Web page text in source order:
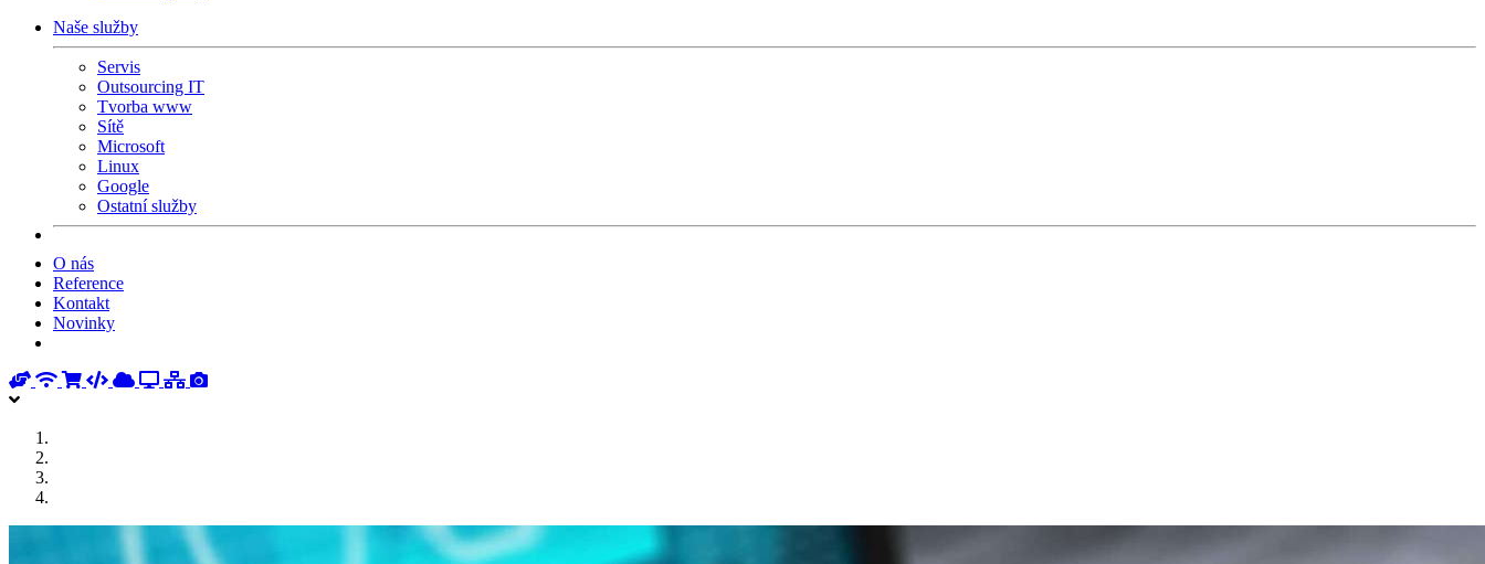
Naše služby
Servis
Outsourcing IT
Tvorba www
Sítě
Microsoft
Linux
Google
Ostatní služby
O nás
Reference
Kontakt
Novinky